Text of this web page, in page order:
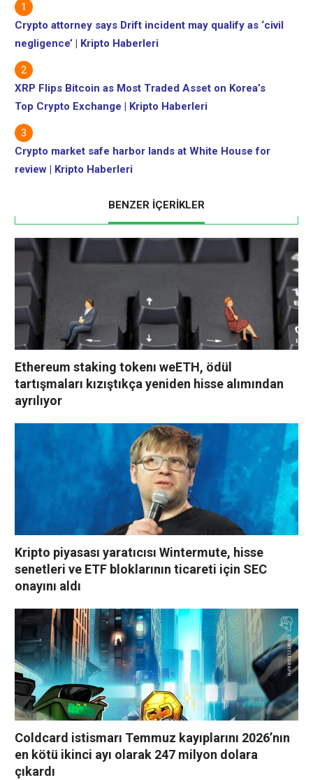
Crypto attorney says Drift incident may qualify as ‘civil
negligence’ | Kripto Haberleri
XRP Flips Bitcoin as Most Traded Asset on Korea’s
Top Crypto Exchange | Kripto Haberleri
Crypto market safe harbor lands at White House for
review | Kripto Haberleri
BENZER İÇERİKLER
Ethereum staking tokenı weETH, ödül
tartışmaları kızıştıkça yeniden hisse alımından
ayrılıyor
Kripto piyasası yaratıcısı Wintermute, hisse
senetleri ve ETF bloklarının ticareti için SEC
onayını aldı
Coldcard istismarı Temmuz kayıplarını 2026’nın
en kötü ikinci ayı olarak 247 milyon dolara
çıkardı